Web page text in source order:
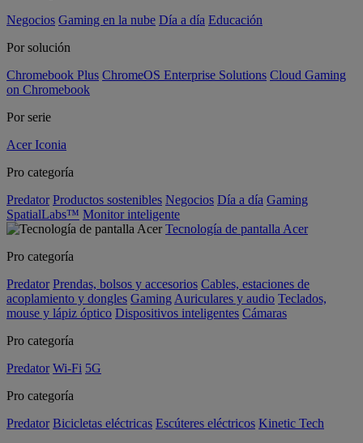
Negocios Gaming en la nube Día a día Educación
Por solución
Chromebook Plus ChromeOS Enterprise Solutions Cloud Gaming
on Chromebook
Por serie
Acer Iconia
Pro categoría
Predator Productos sostenibles Negocios Día a día Gaming
SpatialLabs™ Monitor inteligente
Tecnología de pantalla Acer
Pro categoría
Predator Prendas, bolsos y accesorios Cables, estaciones de
acoplamiento y dongles Gaming Auriculares y audio Teclados,
mouse y lápiz óptico Dispositivos inteligentes Cámaras
Pro categoría
Predator Wi-Fi 5G
Pro categoría
Predator Bicicletas eléctricas Escúteres eléctricos Kinetic Tech